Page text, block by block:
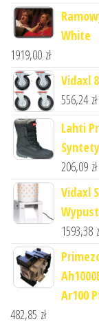
White
1919,00 zł
Vidaxl
556,24 zł
Lahti
206,09 zł
Vidaxl
1593,38
Ar100
482,85 zł